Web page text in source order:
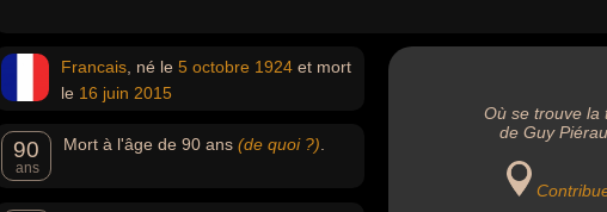
Francais , né le 5 octobre 1924 et mort
le 16 juin 2015
90
ans
Mort à l'âge de 90 ans (de quoi ?)
Où se trouve la
de Guy